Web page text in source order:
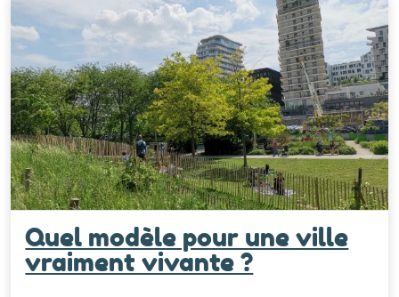
Quel modèle pour une ville
vraiment vivante ?